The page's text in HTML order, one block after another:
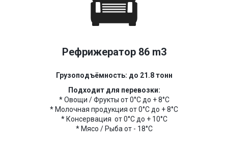
Рефрижератор 86 m3
Грузоподъёмность: до 21.8 тонн
Подходит для перевозки:
* Овощи / Фрукты от 0°C до + 8°C
* Молочная продукция от 0°C до + 8°C
* Консервация от 0°C до + 10°C
* Мясо / Рыба от - 18°C